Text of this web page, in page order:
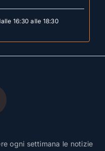
16:30 alle 18:30
ogni settimana le notizie